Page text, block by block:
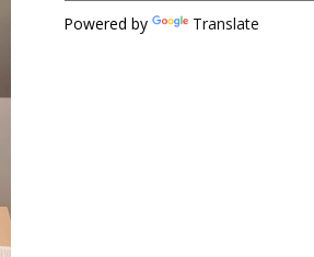
Powered by Translate